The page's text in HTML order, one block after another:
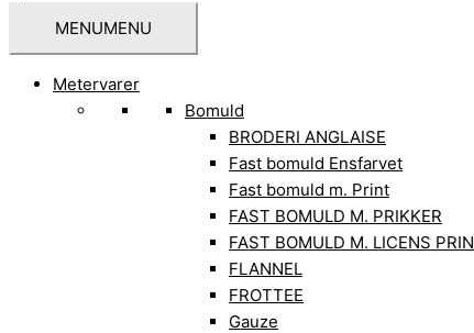
MENUMENU
Metervarer
Bomuld
BRODERI ANGLAISE
Fast bomuld Ensfarvet
Fast bomuld m. Print
FAST BOMULD M. PRIKKER
FAST BOMULD M. LICENS
FLANNEL
FROTTEE
Gauze